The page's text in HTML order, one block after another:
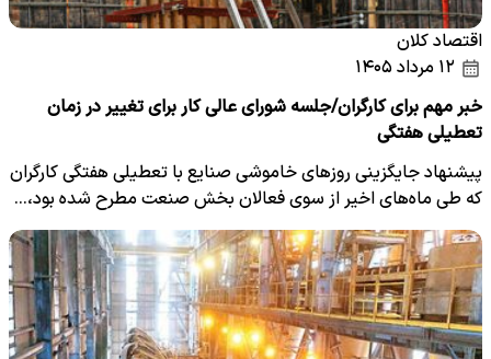
اقتصاد کلان
خبر مهم برای کارگران/جلسه شورای عالی کار برای تغییر در زمان
تعطیلی هفتگی
پیشنهاد جایگزینی روزهای خاموشی صنایع با تعطیلی هفتگی کارگران
که طی ماه‌های اخیر از سوی فعالان بخش صنعت مطرح شده بود،…